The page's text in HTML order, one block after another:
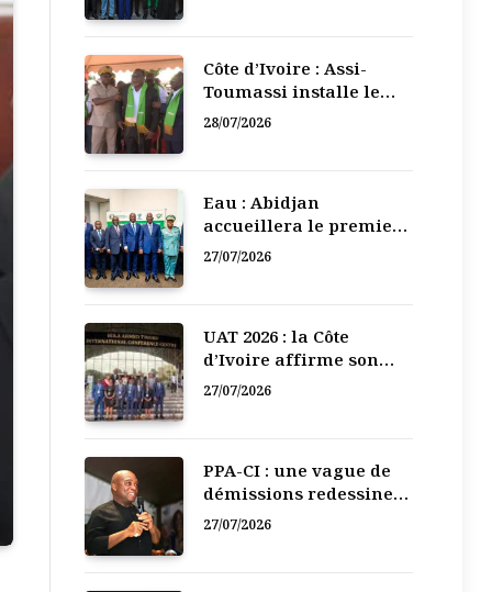
Côte d’Ivoire : Assi-
Toumassi installe le
bureau exécutif de sa
28/07/2026
Eau : Abidjan
accueillera le premier
Forum régional de
27/07/2026
UAT 2026 : la Côte
d’Ivoire affirme son
leadership numérique
27/07/2026
PPA-CI : une vague de
démissions redessine
la recomposition
27/07/2026